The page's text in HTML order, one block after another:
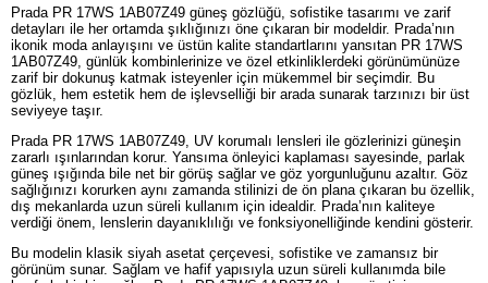
Prada PR 17WS 1AB07Z49 güneş gözlüğü, sofistike tasarımı ve zarif
detayları ile her ortamda şıklığınızı öne çıkaran bir modeldir. Prada’nın
ikonik moda anlayışını ve üstün kalite standartlarını yansıtan PR 17WS
1AB07Z49, günlük kombinlerinize ve özel etkinliklerdeki görünümünüze
zarif bir dokunuş katmak isteyenler için mükemmel bir seçimdir. Bu
gözlük, hem estetik hem de işlevselliği bir arada sunarak tarzınızı bir üst
seviyeye taşır.
Prada PR 17WS 1AB07Z49, UV korumalı lensleri ile gözlerinizi güneşin
zararlı ışınlarından korur. Yansıma önleyici kaplaması sayesinde, parlak
güneş ışığında bile net bir görüş sağlar ve göz yorgunluğunu azaltır. Göz
sağlığınızı korurken aynı zamanda stilinizi de ön plana çıkaran bu özellik,
dış mekanlarda uzun süreli kullanım için idealdir. Prada’nın kaliteye
verdiği önem, lenslerin dayanıklılığı ve fonksiyonelliğinde kendini gösterir.
Bu modelin klasik siyah asetat çerçevesi, sofistike ve zamansız bir
görünüm sunar. Sağlam ve hafif yapısıyla uzun süreli kullanımda bile